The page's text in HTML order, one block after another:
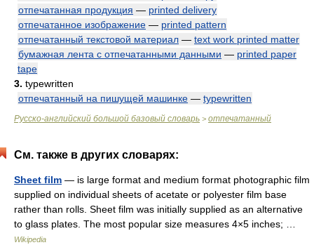
отпечатанная продукция — printed delivery
отпечатанное изображение — printed pattern
отпечатанный текстовой материал — text work printed matter
бумажная лента с отпечатанными данными — printed paper
tape
3. typewritten
отпечатанный на пишущей машинке — typewritten
Русско-английский большой базовый словарь > отпечатанный
См. также в других словарях:
Sheet film — is large format and medium format photographic film
supplied on individual sheets of acetate or polyester film base
rather than rolls. Sheet film was initially supplied as an alternative
to glass plates. The most popular size measures 4×5 inches; …
Wikipedia